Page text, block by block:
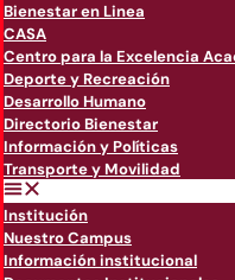
Bienestar en Linea
CASA
Centro para la Excelencia
Deporte y Recreación
Desarrollo Humano
Directorio Bienestar
Información y Políticas
Transporte y Movilidad
Institución
Nuestro Campus
Información institucional